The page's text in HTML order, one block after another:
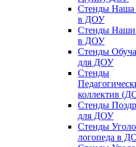
Стенды Наша
в ДОУ
Стенды Наши
в ДОУ
Стенды
для ДОУ
Стенды
коллектив
Стенды
для ДОУ
Стенды
логопеда в